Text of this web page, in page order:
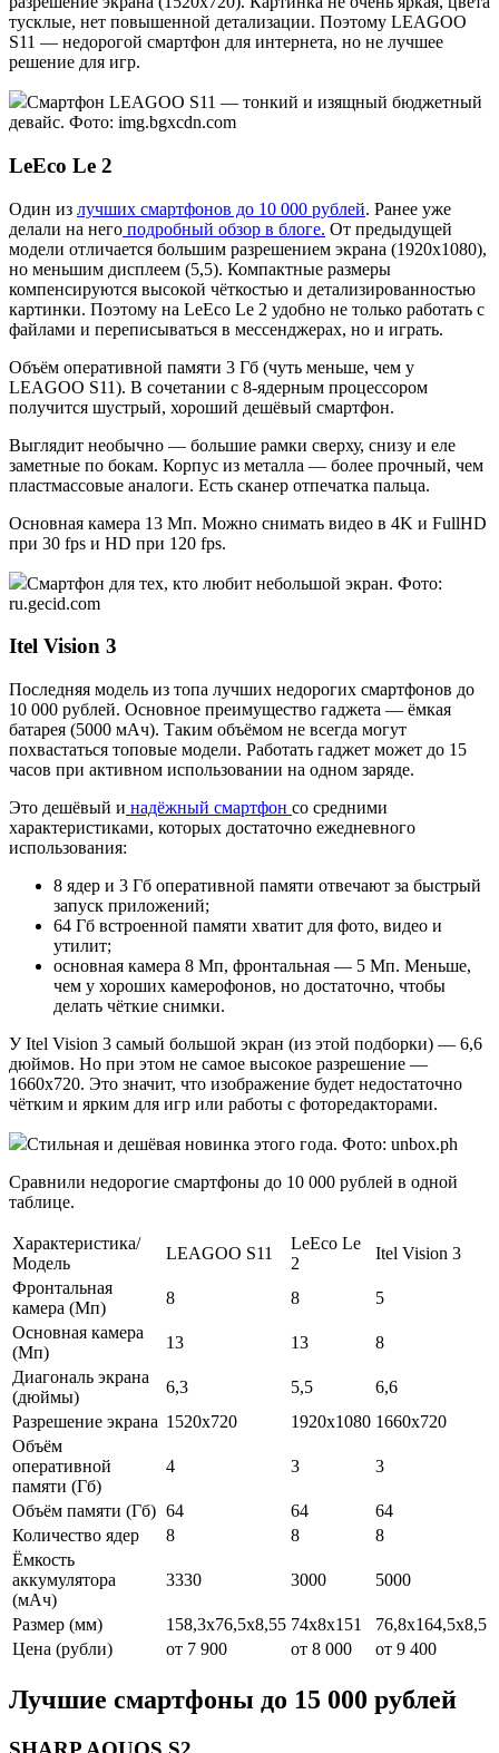
тусклые, нет повышенной детализации. Поэтому LEAGOO
S11 — недорогой смартфон для интернета, но не лучшее
решение для игр.
Смартфон LEAGOO S11 — тонкий и изящный бюджетный
девайс. Фото: img.bgxcdn.com
LeEco Le 2
Один из лучших смартфонов до 10 000 рублей. Ранее уже
делали на него подробный обзор в блоге. От предыдущей
модели отличается большим разрешением экрана (1920x1080),
но меньшим дисплеем (5,5). Компактные размеры
компенсируются высокой чёткостью и детализированностью
картинки. Поэтому на LeEco Le 2 удобно не только работать с
файлами и переписываться в мессенджерах, но и играть.
Объём оперативной памяти 3 Гб (чуть меньше, чем у
LEAGOO S11). В сочетании с 8-ядерным процессором
получится шустрый, хороший дешёвый смартфон.
Выглядит необычно — большие рамки сверху, снизу и еле
заметные по бокам. Корпус из металла — более прочный, чем
пластмассовые аналоги. Есть сканер отпечатка пальца.
Основная камера 13 Мп. Можно снимать видео в 4K и FullHD
при 30 fps и HD при 120 fps.
Смартфон для тех, кто любит небольшой экран. Фото:
ru.gecid.com
Itel Vision 3
Последняя модель из топа лучших недорогих смартфонов до
10 000 рублей. Основное преимущество гаджета — ёмкая
батарея (5000 мАч). Таким объёмом не всегда могут
похвастаться топовые модели. Работать гаджет может до 15
часов при активном использовании на одном заряде.
Это дешёвый и надёжный смартфон со средними
характеристиками, которых достаточно ежедневного
использования:
8 ядер и 3 Гб оперативной памяти отвечают за быстрый
запуск приложений;
64 Гб встроенной памяти хватит для фото, видео и
утилит;
основная камера 8 Мп, фронтальная — 5 Мп. Меньше,
чем у хороших камерофонов, но достаточно, чтобы
делать чёткие снимки.
У Itel Vision 3 самый большой экран (из этой подборки) — 6,6
дюймов. Но при этом не самое высокое разрешение —
1660х720. Это значит, что изображение будет недостаточно
чётким и ярким для игр или работы с фоторедакторами.
Стильная и дешёвая новинка этого года. Фото: unbox.ph
Сравнили недорогие смартфоны до 10 000 рублей в одной
таблице.
Характеристика/
Модель
LEAGOO S11
LeEco Le
2
Itel Vision 3
Фронтальная
камера (Мп)
8 8
5
Основная камера
(Мп)
13 13
8
Диагональ экрана
(дюймы)
6,3 5,5
6,6
Разрешение экрана 1520x720 1920x1080 1660х720
Объём
оперативной
памяти (Гб)
4 3 3
Объём памяти (Гб) 64 64
64
Количество ядер
8 8
8
Ёмкость
аккумулятора
(мАч)
3330 3000 5000
Размер (мм) 158,3x76,5x8,55 74x8x151
76,8x164,5x8,5
Цена (рубли)
от 7 900 от 8 000 от 9 400
Лучшие смартфоны до 15 000 рублей